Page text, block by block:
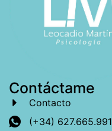
Contáctame
Contacto
(+34) 627.665.991